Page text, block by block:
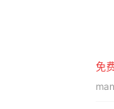
免